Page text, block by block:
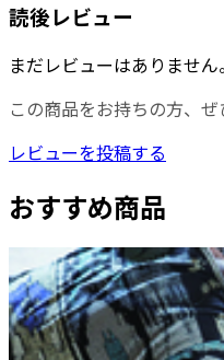
読後レビュー
まだレビューはありません。
この商品をお持ちの方、
レビューを投稿する
おすすめ商品